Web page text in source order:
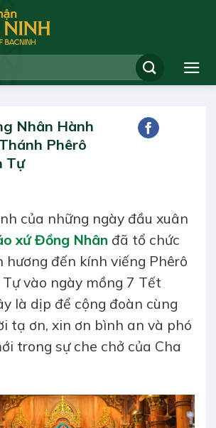
Nhân Hành
Phêrô
Tự
của những ngày đầu xuân
xứ Đồng Nhân đã tổ chức
hương đến kính viếng Phêrô
vào ngày mồng 7 Tết
là dịp để cộng đoàn cùng
tạ ơn, xin ơn bình an và phó
trong sự che chở của Cha